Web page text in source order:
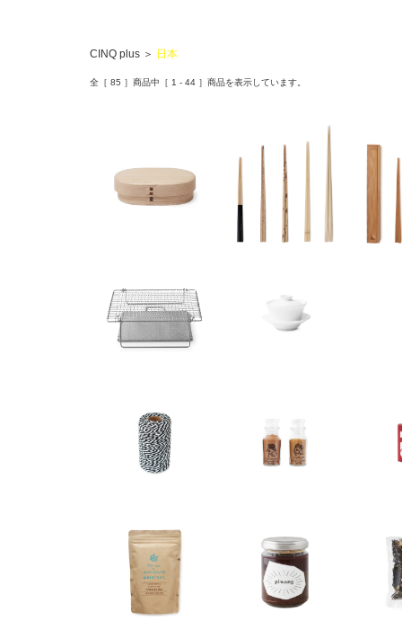
CINQ plus ＞ 日本
全［ 85 ］商品中［ 1 - 44 ］商品を表示しています。